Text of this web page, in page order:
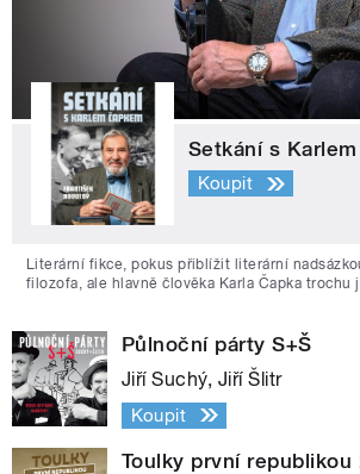
Setkání s
Koupit
Literární fikce, pokus přiblížit literární
filozofa, ale hlavně člověka Karla Čapka trochu
Půlnoční párty S+Š
Jiří Suchý, Jiří Šlitr
Koupit
Toulky první republikou